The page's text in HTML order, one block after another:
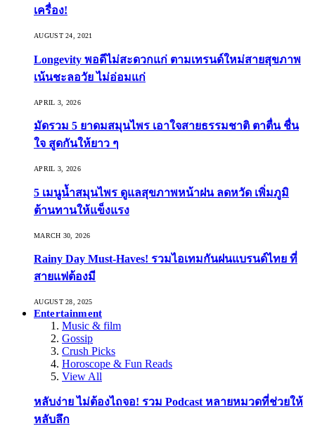
เครื่อง!
AUGUST 24, 2021
Longevity พอดีไม่สะดวกแก่ ตามเทรนด์ใหม่สายสุขภาพ
เน้นชะลอวัย ไม่อ่อมแก่
APRIL 3, 2026
มัดรวม 5 ยาดมสมุนไพร เอาใจสายธรรมชาติ ตาตื่น ชื่น
ใจ สูดกันให้ยาว ๆ
APRIL 3, 2026
5 เมนูน้ำสมุนไพร ดูแลสุขภาพหน้าฝน ลดหวัด เพิ่มภูมิ
ต้านทานให้แข็งแรง
MARCH 30, 2026
Rainy Day Must-Haves! รวมไอเทมกันฝนแบรนด์ไทย ที่
สายแฟต้องมี
AUGUST 28, 2025
Entertainment
Music & film
Gossip
Crush Picks
Horoscope & Fun Reads
View All
หลับง่าย ไม่ต้องไถจอ! รวม Podcast หลายหมวดที่ช่วยให้
หลับลึก